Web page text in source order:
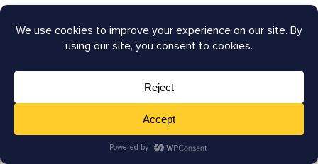
do WordPress, oferece uma maneira fácil de adicionar
uma tag canônica.
Navegue até uma página duplicada.
Em seguida, na barra lateral do AIOSEO, clique em
Avançadoe adicione a URL canônica à página.